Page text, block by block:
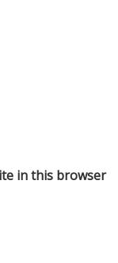
in this browser